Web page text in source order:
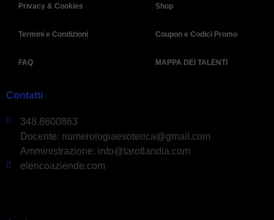
Privacy & Cookies
Termini e Condizioni
FAQ
Shop
Coupon e Codici Promo
MAPPA DEI TALENTI
Contatti
348.8600863
Docente: numerologiaesoterica@gmail.com
Amministrazione: info@tarotlandia.com
elencoaziende.com